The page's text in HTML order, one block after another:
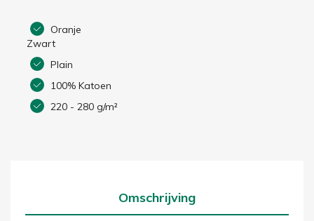
Oranje
Zwart
Plain
100% Katoen
220 - 280 g/m²
Omschrijving